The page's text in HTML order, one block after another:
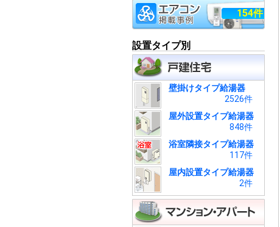
154件
設置タイプ別
壁掛けタイプ給湯器
2526件
屋外設置タイプ給湯器
848件
浴室隣接タイプ給湯器
117件
屋内設置タイプ給湯器
2件